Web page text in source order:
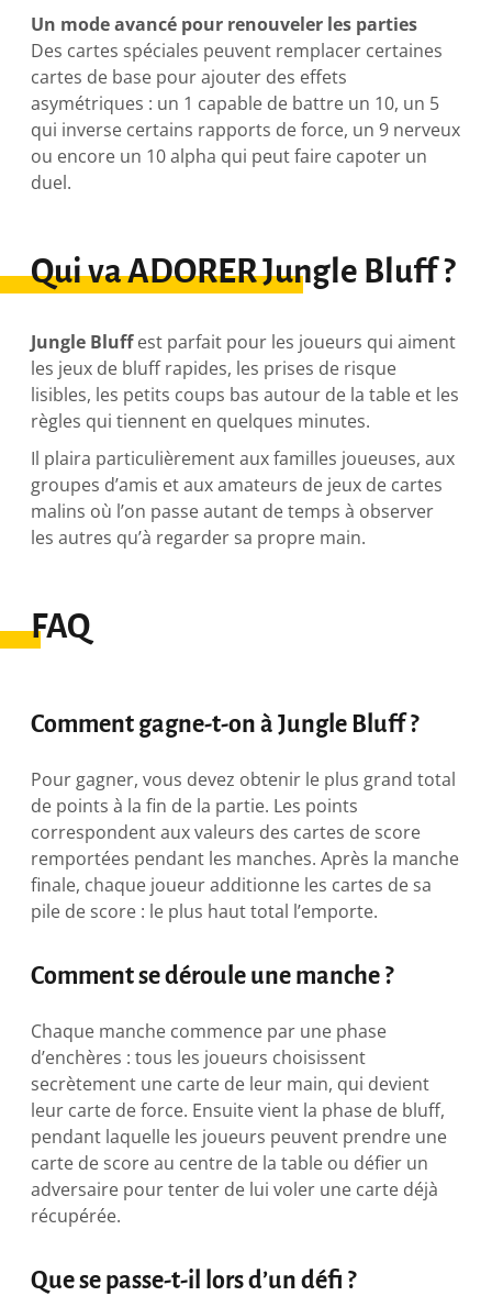
Un mode avancé pour renouveler les parties
Des cartes spéciales peuvent remplacer certaines
cartes de base pour ajouter des effets
asymétriques : un 1 capable de battre un 10, un 5
qui inverse certains rapports de force, un 9 nerveux
ou encore un 10 alpha qui peut faire capoter un
duel.
Qui va ADORER Jungle Bluff ?
Jungle Bluffest parfait pour les joueurs qui aiment
les jeux de bluff rapides, les prises de risque
lisibles, les petits coups bas autour de la table et les
règles qui tiennent en quelques minutes.
Il plaira particulièrement aux familles joueuses, aux
groupes d’amis et aux amateurs de jeux de cartes
malins où l’on passe autant de temps à observer
les autres qu’à regarder sa propre main.
FAQ
Comment gagne-t-on à Jungle Bluff ?
Pour gagner, vous devez obtenir le plus grand total
de points à la fin de la partie. Les points
correspondent aux valeurs des cartes de score
remportées pendant les manches. Après la manche
finale, chaque joueur additionne les cartes de sa
pile de score : le plus haut total l’emporte.
Comment se déroule une manche ?
Chaque manche commence par une phase
d’enchères : tous les joueurs choisissent
secrètement une carte de leur main, qui devient
leur carte de force. Ensuite vient la phase de bluff,
pendant laquelle les joueurs peuvent prendre une
carte de score au centre de la table ou défier un
adversaire pour tenter de lui voler une carte déjà
récupérée.
Que se passe-t-il lors d’un défi ?